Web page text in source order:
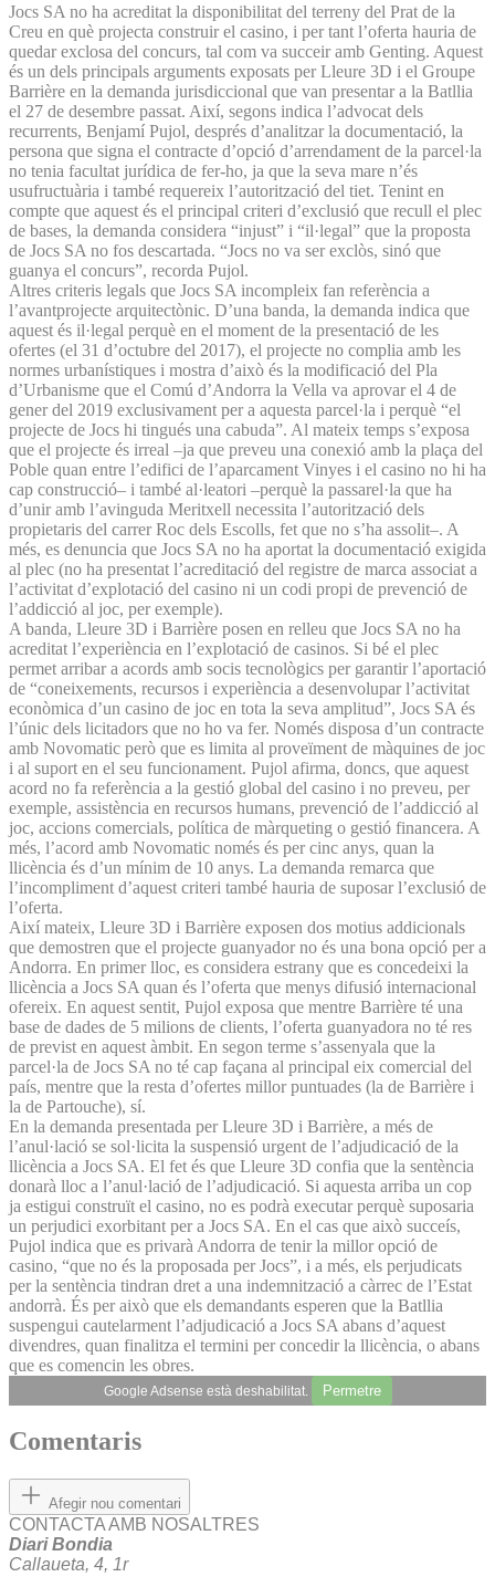
Jocs SA no ha acreditat la disponibilitat del terreny del Prat de la
Creu en què projecta construir el casino, i per tant l’oferta hauria de
quedar exclosa del concurs, tal com va succeir amb Genting. Aquest
és un dels principals arguments exposats per Lleure 3D i el Groupe
Barrière en la demanda jurisdiccional que van presentar a la Batllia
el 27 de desembre passat. Així, segons indica l’advocat dels
recurrents, Benjamí Pujol, després d’analitzar la documentació, la
persona que signa el contracte d’opció d’arrendament de la parcel·la
no tenia facultat jurídica de fer-ho, ja que la seva mare n’és
usufructuària i també requereix l’autorització del tiet. Tenint en
compte que aquest és el principal criteri d’exclusió que recull el plec
de bases, la demanda considera “injust” i “il·legal” que la proposta
de Jocs SA no fos descartada. “Jocs no va ser exclòs, sinó que
guanya el concurs”, recorda Pujol.
Altres criteris legals que Jocs SA incompleix fan referència a
l’avantprojecte arquitectònic. D’una banda, la demanda indica que
aquest és il·legal perquè en el moment de la presentació de les
ofertes (el 31 d’octubre del 2017), el projecte no complia amb les
normes urbanístiques i mostra d’això és la modificació del Pla
d’Urbanisme que el Comú d’Andorra la Vella va aprovar el 4 de
gener del 2019 exclusivament per a aquesta parcel·la i perquè “el
projecte de Jocs hi tingués una cabuda”. Al mateix temps s’exposa
que el projecte és irreal –ja que preveu una conexió amb la plaça del
Poble quan entre l’edifici de l’aparcament Vinyes i el casino no hi ha
cap construcció– i també al·leatori –perquè la passarel·la que ha
d’unir amb l’avinguda Meritxell necessita l’autorització dels
propietaris del carrer Roc dels Escolls, fet que no s’ha assolit–. A
més, es denuncia que Jocs SA no ha aportat la documentació exigida
al plec (no ha presentat l’acreditació del registre de marca associat a
l’activitat d’explotació del casino ni un codi propi de prevenció de
l’addicció al joc, per exemple).
A banda, Lleure 3D i Barrière posen en relleu que Jocs SA no ha
acreditat l’experiència en l’explotació de casinos. Si bé el plec
permet arribar a acords amb socis tecnològics per garantir l’aportació
de “coneixements, recursos i experiència a desenvolupar l’activitat
econòmica d’un casino de joc en tota la seva amplitud”, Jocs SA és
l’únic dels licitadors que no ho va fer. Només disposa d’un contracte
amb Novomatic però que es limita al proveïment de màquines de joc
i al suport en el seu funcionament. Pujol afirma, doncs, que aquest
acord no fa referència a la gestió global del casino i no preveu, per
exemple, assistència en recursos humans, prevenció de l’addicció al
joc, accions comercials, política de màrqueting o gestió financera. A
més, l’acord amb Novomatic només és per cinc anys, quan la
llicència és d’un mínim de 10 anys. La demanda remarca que
l’incompliment d’aquest criteri també hauria de suposar l’exclusió de
l’oferta.
Així mateix, Lleure 3D i Barrière exposen dos motius addicionals
que demostren que el projecte guanyador no és una bona opció per a
Andorra. En primer lloc, es considera estrany que es concedeixi la
llicència a Jocs SA quan és l’oferta que menys difusió internacional
ofereix. En aquest sentit, Pujol exposa que mentre Barrière té una
base de dades de 5 milions de clients, l’oferta guanyadora no té res
de previst en aquest àmbit. En segon terme s’assenyala que la
parcel·la de Jocs SA no té cap façana al principal eix comercial del
país, mentre que la resta d’ofertes millor puntuades (la de Barrière i
la de Partouche), sí.
En la demanda presentada per Lleure 3D i Barrière, a més de
l’anul·lació se sol·licita la suspensió urgent de l’adjudicació de la
llicència a Jocs SA. El fet és que Lleure 3D confia que la sentència
donarà lloc a l’anul·lació de l’adjudicació. Si aquesta arriba un cop
ja estigui construït el casino, no es podrà executar perquè suposaria
un perjudici exorbitant per a Jocs SA. En el cas que això succeís,
Pujol indica que es privarà Andorra de tenir la millor opció de
casino, “que no és la proposada per Jocs”, i a més, els perjudicats
per la sentència tindran dret a una indemnització a càrrec de l’Estat
andorrà. És per això que els demandants esperen que la Batllia
suspengui cautelarment l’adjudicació a Jocs SA abans d’aquest
divendres, quan finalitza el termini per concedir la llicència, o abans
que es comencin les obres.
Google Adsense està deshabilitat. Permetre
Comentaris
Afegir nou comentari
CONTACTA AMB NOSALTRES
Diari Bondia
Callaueta, 4, 1r